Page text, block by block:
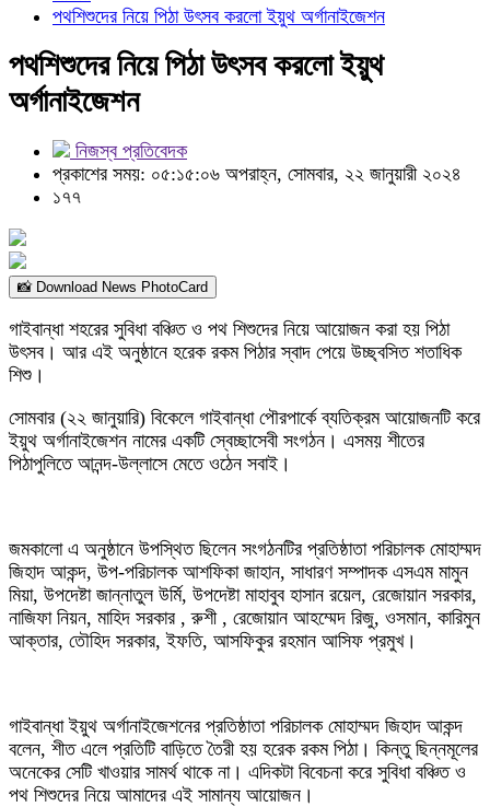
পথশিশুদের নিয়ে পিঠা উৎসব করলো ইয়ুথ অর্গানাইজেশন
পথশিশুদের নিয়ে পিঠা উৎসব করলো ইয়ুথ
অর্গানাইজেশন
নিজস্ব প্রতিবেদক
প্রকাশের সময়: ০৫:১৫:০৬ অপরাহ্ন, সোমবার, ২২ জানুয়ারী ২০২৪
১৭৭
📸 Download News PhotoCard
গাইবান্ধা শহরের সুবিধা বঞ্চিত ও পথ শিশুদের নিয়ে আয়োজন করা হয় পিঠা
উৎসব। আর এই অনুষ্ঠানে হরেক রকম পিঠার স্বাদ পেয়ে উচ্ছ্বসিত শতাধিক
শিশু।
সোমবার (২২ জানুয়ারি) বিকেলে গাইবান্ধা পৌরপার্কে ব্যতিক্রম আয়োজনটি করে
ইয়ুথ অর্গানাইজেশন নামের একটি স্বেচ্ছাসেবী সংগঠন। এসময় শীতের
পিঠাপুলিতে আনন্দ-উল্লাসে মেতে ওঠেন সবাই।
জমকালো এ অনুষ্ঠানে উপস্থিত ছিলেন সংগঠনটির প্রতিষ্ঠাতা পরিচালক মোহাম্মদ
জিহাদ আকন্দ, উপ-পরিচালক আশফিকা জাহান, সাধারণ সম্পাদক এসএম মামুন
মিয়া, উপদেষ্টা জান্নাতুল উর্মি, উপদেষ্টা মাহাবুব হাসান রয়েল, রেজোয়ান সরকার,
নাজিফা নিয়ন, মাহিদ সরকার , রুশী , রেজোয়ান আহম্মেদ রিজু, ওসমান, কারিমুন
আক্তার, তৌহিদ সরকার, ইফতি, আসফিকুর রহমান আসিফ প্রমুখ।
গাইবান্ধা ইয়ুথ অর্গানাইজেশনের প্রতিষ্ঠাতা পরিচালক মোহাম্মদ জিহাদ আকন্দ
বলেন, শীত এলে প্রতিটি বাড়িতে তৈরী হয় হরেক রকম পিঠা। কিন্তু ছিন্নমূলের
অনেকের সেটি খাওয়ার সামর্থ থাকে না। এদিকটা বিবেচনা করে সুবিধা বঞ্চিত ও
পথ শিশুদের নিয়ে আমাদের এই সামান্য আয়োজন।